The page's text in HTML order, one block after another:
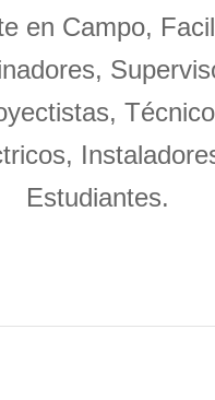
en Campo,
Estudiantes.